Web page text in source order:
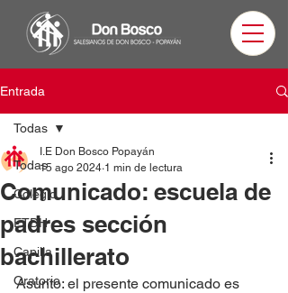
Entrada
Todas
Colegio
ETDH
Capilla
Oratorio
Todas
Comunicado: escuela de
padres sección
bachillerato
I.E Don Bosco Popayán
15 ago 2024 1 min de lectura
Asunto: el presente comunicado es